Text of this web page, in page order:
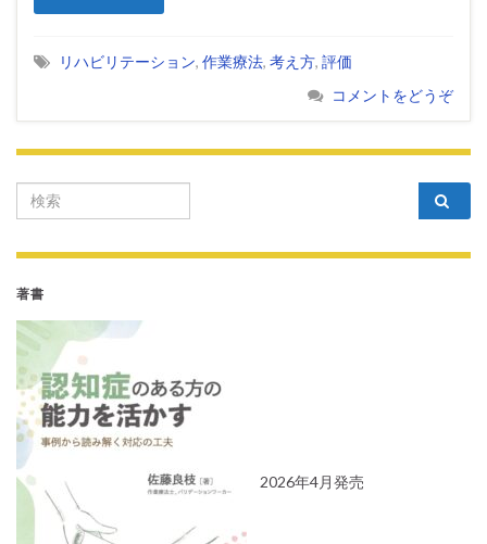
リハビリテーション, 作業療法, 考え方, 評価
コメントをどうぞ
Search for:
著書
2026年4月発売